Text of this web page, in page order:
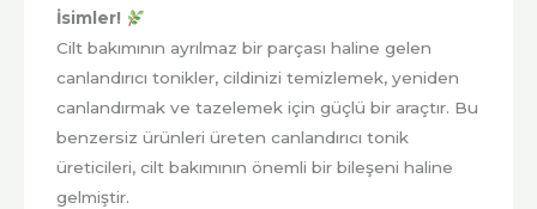
İsimler!
Cilt bakımının ayrılmaz bir parçası haline gelen
canlandırıcı tonikler, cildinizi temizlemek, yeniden
canlandırmak ve tazelemek için güçlü bir araçtır. Bu
benzersiz ürünleri üreten canlandırıcı tonik
üreticileri, cilt bakımının önemli bir bileşeni haline
gelmiştir.